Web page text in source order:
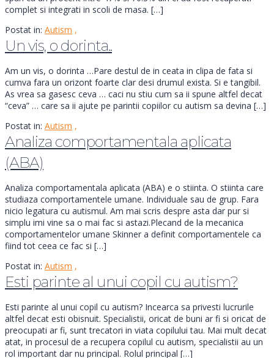
complet si integrati in scoli de masa. […]
Postat in: Autism ,
Un vis, o dorinta..
Am un vis, o dorinta …Pare destul de in ceata in clipa de fata si
cumva fara un orizont foarte clar desi drumul exista. Si e tangibil.
As vrea sa gasesc ceva … caci nu stiu cum sa ii spune altfel decat
“ceva” … care sa ii ajute pe parintii copiilor cu autism sa devina […]
Postat in: Autism ,
Analiza comportamentala aplicata
(ABA)
Analiza comportamentala aplicata (ABA) e o stiinta. O stiinta care
studiaza comportamentele umane. Individuale sau de grup. Fara
nicio legatura cu autismul. Am mai scris despre asta dar pur si
simplu imi vine sa o mai fac si astazi.Plecand de la mecanica
comportamentelor umane Skinner a definit comportamentele ca
fiind tot ceea ce fac si […]
Postat in: Autism ,
Esti parinte al unui copil cu autism?
Esti parinte al unui copil cu autism? Incearca sa privesti lucrurile
altfel decat esti obisnuit. Specialistii, oricat de buni ar fi si oricat de
preocupati ar fi, sunt trecatori in viata copilului tau. Mai mult decat
atat, in procesul de a recupera copilul cu autism, specialistii au un
rol important dar nu principal. Rolul principal […]